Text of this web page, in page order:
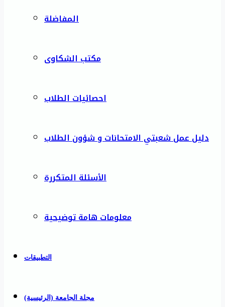
المفاضلة
مكتب الشكاوى
احصائيات الطلاب
دليل عمل شعبتي الامتحانات و شؤون الطلاب
الأسئلة المتكررة
معلومات هامة توضيحية
التطبيقات
مجلة الجامعة (الرئيسية)